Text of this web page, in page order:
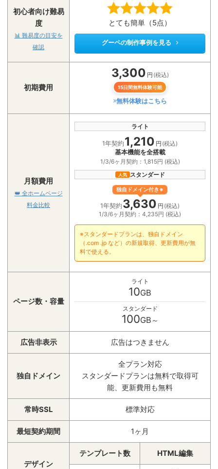
初心者向け難易
度
📊 難易度の目安を
確認
とても簡単（5点）
グーペの制作事例を見る
初期費用
3,300 円 (税込)
15日間無料体験可能
無料体験はこちら
月額費用
👑 全ホームページ
料金比較
ライト
1年契約 1,210 円 (税込)
基本機能を全搭載
1/3/6ヶ月契約：1,815円 (税込)
人気 スタンダード
独自ドメイン付き※
1年契約 3,630 円 (税込)
1/3/6ヶ月契約：4,235円 (税込)
※スタンダードプランは、独自ドメイン
（.com .jp など）の新規取得、更新費用が無
料で使える。
ページ数・容量
ライト
10GB
スタンダード
100GB ～
広告非表示 広告はつきません
独自ドメイン
全プラン対応
スタンダードプランは無料で取得可
能、更新費用も無料
常時SSL 標準対応
最短契約期間 1ヶ月
デザイン
テンプレート数 HTML編集